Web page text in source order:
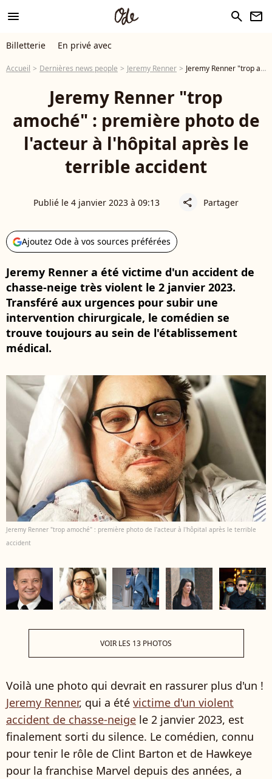
menu search newsletter
Billetterie En privé avec
Accueil Dernières news people Jeremy Renner Jeremy Renner "trop amoché" : première photo de l'acteur à l'hôpital après le terrible accident
Jeremy Renner "trop
amoché" : première photo de
l'acteur à l'hôpital après le
terrible accident
Publié le 4 janvier 2023 à 09:13 share Partager
Ajoutez Ode à vos sources préférées
Jeremy Renner a été victime d'un accident de
chasse-neige très violent le 2 janvier 2023.
Transféré aux urgences pour subir une
intervention chirurgicale, le comédien se
trouve toujours au sein de l'établissement
médical.
Jeremy Renner "trop amoché" : première photo de l'acteur à l'hôpital après le terrible
accident
VOIR LES 13 PHOTOS
Voilà une photo qui devrait en rassurer plus d'un !
Jeremy Renner, qui a été victime d'un violent
accident de chasse-neige le 2 janvier 2023, est
finalement sorti du silence. Le comédien, connu
pour tenir le rôle de Clint Barton et de Hawkeye
pour la franchise Marvel depuis des années, a